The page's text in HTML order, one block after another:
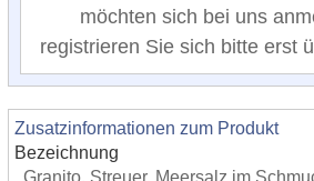
möchten sich bei uns
registrieren Sie sich bitte erst
Zusatzinformationen zum Produkt
Bezeichnung
Granito, Streuer, Meersalz im